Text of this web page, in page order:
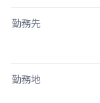
勤務先
勤務地